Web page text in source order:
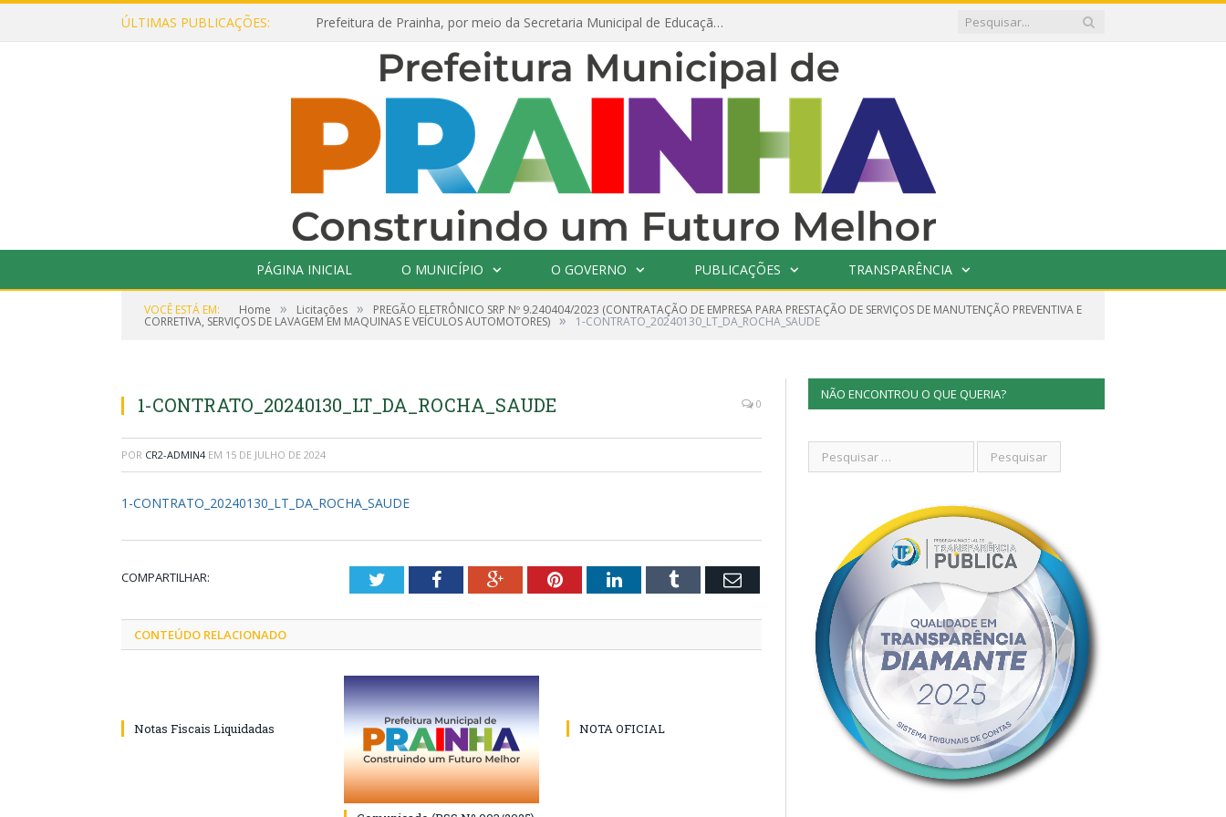
ÚLTIMAS PUBLICAÇÕES: Prefeitura de Prainha, por meio da Secretaria Municipal de Educação, abre 354 vagas na área da Educação para 2025 com processo seletivo simplificado
PÁGINA INICIAL O MUNICÍPIO O GOVERNO PUBLICAÇÕES TRANSPARÊNCIA
VOCÊ ESTÁ EM: Home » Licitações » PREGÃO ELETRÔNICO SRP Nº 9.240404/2023 (CONTRATAÇÃO DE EMPRESA PARA PRESTAÇÃO DE SERVIÇOS DE MANUTENÇÃO PREVENTIVA E
CORRETIVA, SERVIÇOS DE LAVAGEM EM MAQUINAS E VEÍCULOS AUTOMOTORES) » 1-CONTRATO_20240130_LT_DA_ROCHA_SAUDE
1-CONTRATO_20240130_LT_DA_ROCHA_SAUDE 0
POR CR2-ADMIN4 EM 15 DE JULHO DE 2024
1-CONTRATO_20240130_LT_DA_ROCHA_SAUDE
COMPARTILHAR: TwitterFacebookGoogle+PinterestLinkedInTumblr Email
CONTEÚDO RELACIONADO
Notas Fiscais Liquidadas NOTA OFICIAL
NÃO ENCONTROU O QUE QUERIA?